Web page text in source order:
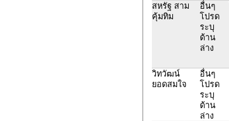
สหรัฐ สาม
คุ้มทิม
อื่นๆ
โปรด
ระบุ
ด้าน
ล่าง
วิทวัฒน์
ยอดสมใจ
อื่นๆ
โปรด
ระบุ
ด้าน
ล่าง